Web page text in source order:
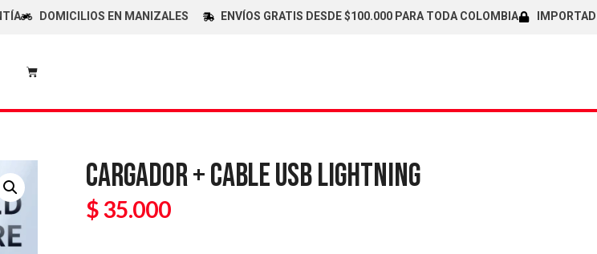
DOMICILIOS EN MANIZALES ENVÍOS GRATIS DESDE $100.000 PARA TODA COLOMBIA IMPORTADORES
CARGADOR + CABLE USB LIGHTNING
$35.000